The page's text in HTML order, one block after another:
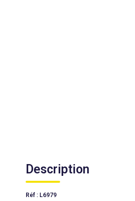
Description
Réf : L6979